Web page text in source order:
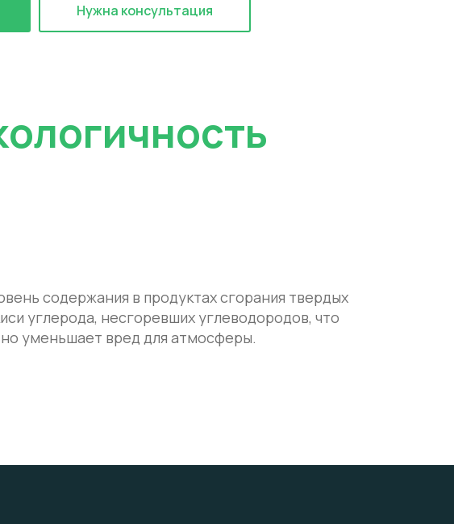
Нужна консультация
содержания в продуктах сгорания твердых
углерода, несгоревших углеводородов, что
уменьшает вред для атмосферы.